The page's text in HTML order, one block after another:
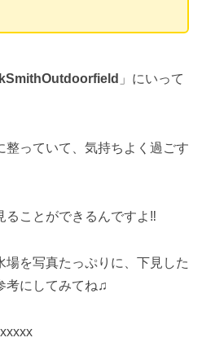
」にいって
整っていて、気持ちよく過ごす
ることができるんですよ‼️
を写真たっぷりに、下見した
考にしてみてね♫